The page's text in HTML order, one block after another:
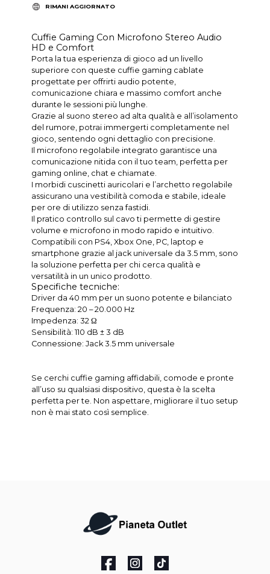
RIMANI AGGIORNATO
Cuffie Gaming Con Microfono Stereo Audio
HD e Comfort
Porta la tua esperienza di gioco ad un livello
superiore con queste cuffie gaming cablate
progettate per offrirti audio potente,
comunicazione chiara e massimo comfort anche
durante le sessioni più lunghe.
Grazie al suono stereo ad alta qualità e all’isolamento
del rumore, potrai immergerti completamente nel
gioco, sentendo ogni dettaglio con precisione.
Il microfono regolabile integrato garantisce una
comunicazione nitida con il tuo team, perfetta per
gaming online, chat e chiamate.
I morbidi cuscinetti auricolari e l’archetto regolabile
assicurano una vestibilità comoda e stabile, ideale
per ore di utilizzo senza fastidi.
Il pratico controllo sul cavo ti permette di gestire
volume e microfono in modo rapido e intuitivo.
Compatibili con PS4, Xbox One, PC, laptop e
smartphone grazie al jack universale da 3.5 mm, sono
la soluzione perfetta per chi cerca qualità e
versatilità in un unico prodotto.
Specifiche tecniche:
Driver da 40 mm per un suono potente e bilanciato
Frequenza: 20 – 20.000 Hz
Impedenza: 32 Ω
Sensibilità: 110 dB ± 3 dB
Connessione: Jack 3.5 mm universale
Se cerchi cuffie gaming affidabili, comode e pronte
all’uso su qualsiasi dispositivo, questa è la scelta
perfetta per te. Non aspettare, migliorare il tuo setup
non è mai stato così semplice.